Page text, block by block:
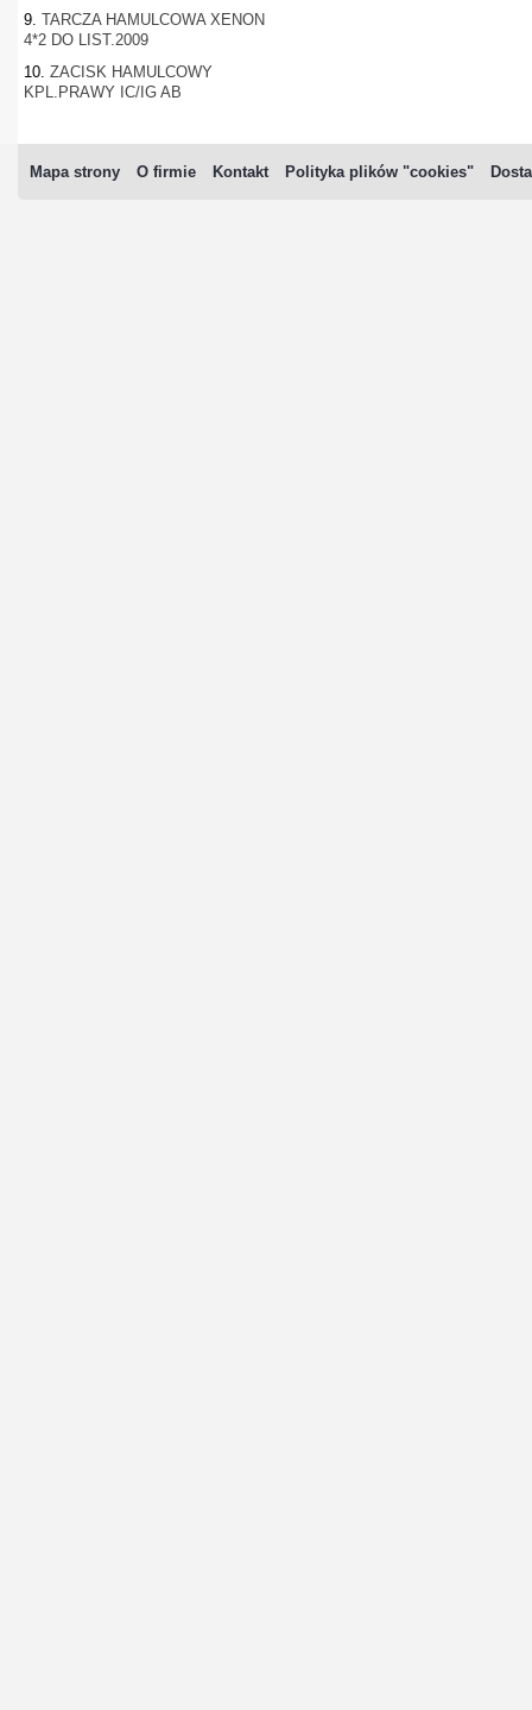
9. TARCZA HAMULCOWA XENON
4*2 DO LIST.2009
10. ZACISK HAMULCOWY
KPL.PRAWY IC/IG AB
Mapa strony O firmie Kontakt Polityka plików "cookies"